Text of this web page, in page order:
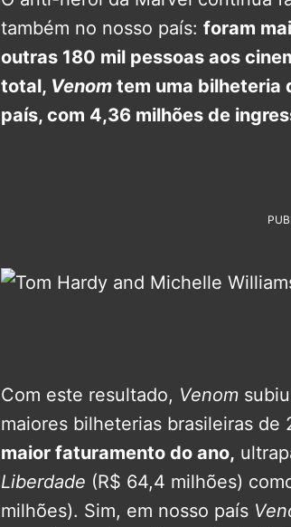
também no nosso país: foram
outras 180 mil pessoas aos
total, Venom tem uma bilheteria
país, com 4,36 milhões de
Com este resultado, Venom
maiores bilheterias brasileiras de
maior faturamento do ano,
Liberdade (R$ 64,4 milhões)
milhões). Sim, em nosso país